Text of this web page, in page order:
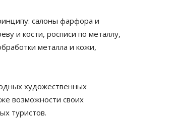
салоны фарфора и
и кости, росписи по металлу,
металла и кожи,
художественных
возможности своих
туристов.